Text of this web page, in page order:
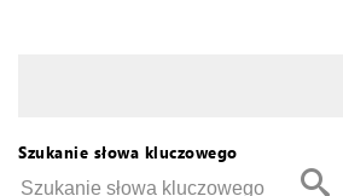
Szukanie słowa kluczowego